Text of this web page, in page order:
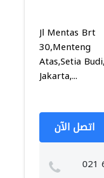
Jl Mentas Brt
30,Menteng
Atas,Setia Budi,
Jakarta,...
اتصل الآن
021